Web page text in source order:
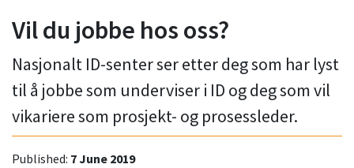
Vil du jobbe hos oss?
Nasjonalt ID-senter ser etter deg som har lyst
til å jobbe som underviser i ID og deg som vil
vikariere som prosjekt- og prosessleder.
Published: 7 June 2019